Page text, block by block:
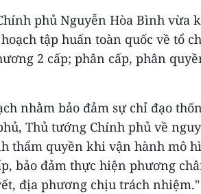
phủ Nguyễn Hòa Bình vừa
tập huấn toàn quốc về tổ
2 cấp; phân cấp, phân
nhằm bảo đảm sự chỉ đạo
Thủ tướng Chính phủ về
thẩm quyền khi vận hành mô
bảo đảm thực hiện phương
địa phương chịu trách nhiệm."